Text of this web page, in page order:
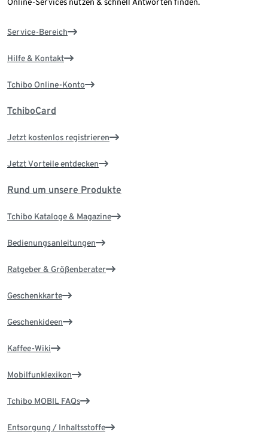
Online-Services nutzen & schnell Antworten finden.
Service-Bereich
Hilfe & Kontakt
Tchibo Online-Konto
TchiboCard
Jetzt kostenlos registrieren
Jetzt Vorteile entdecken
Rund um unsere Produkte
Tchibo Kataloge & Magazine
Bedienungsanleitungen
Ratgeber & Größenberater
Geschenkkarte
Geschenkideen
Kaffee-Wiki
Mobilfunklexikon
Tchibo MOBIL FAQs
Entsorgung / Inhaltsstoffe